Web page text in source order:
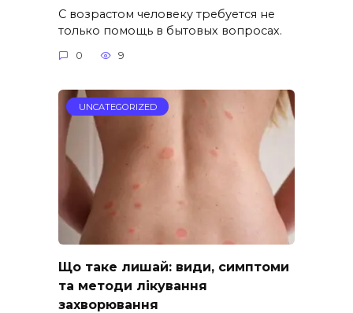
С возрастом человеку требуется не
только помощь в бытовых вопросах.
0 9
UNCATEGORIZED
Що таке лишай: види, симптоми
та методи лікування
захворювання